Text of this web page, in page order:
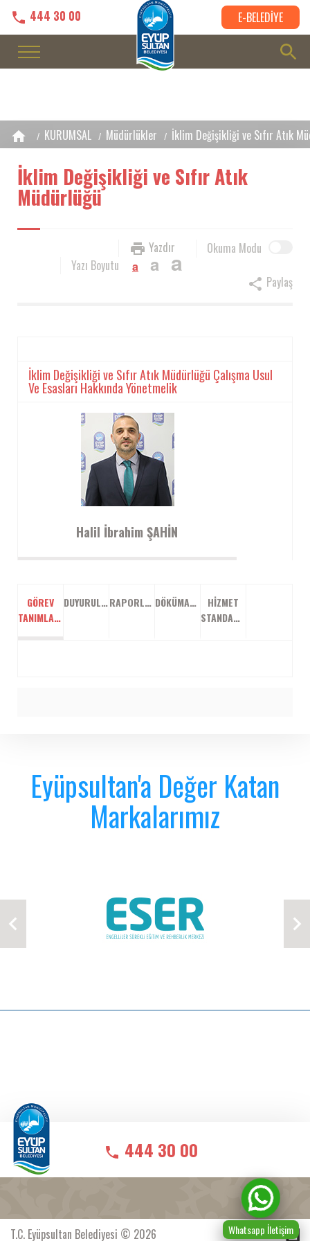
444 30 00 E-BELEDİYE
KURUMSAL Müdürlükler İklim Değişikliği ve Sıfır Atık
İklim Değişikliği ve Sıfır Atık
Müdürlüğü
Okuma Modu
Yazdır
Yazı Boyutu
a a a
Paylaş
İklim Değişikliği ve Sıfır Atık Müdürlüğü Çalışma Usul
Ve Esasları Hakkında Yönetmelik
Halil İbrahim ŞAHİN
GÖREV
TANIMLARI
DUYURULAR RAPORLAR DÖKÜMANLAR
HIZMET
STANDARTLARI
Eyüpsultan'a Değer Katan
Markalarımız
444 30 00
T.C. Eyüpsultan Belediyesi © 2026 Whatsapp İletişim